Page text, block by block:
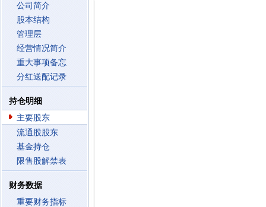
公司简介
股本结构
管理层
经营情况简介
重大事项备忘
分红送配记录
持仓明细
主要股东
流通股股东
基金持仓
限售股解禁表
财务数据
重要财务指标